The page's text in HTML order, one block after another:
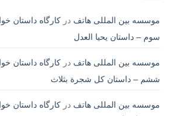
موسسه بین المللی هاتف در کارگاه داستان
سوم – داستان یحیا العدل
موسسه بین المللی هاتف در کارگاه داستان
ششم – داستان کل شجرة بثلاث
موسسه بین المللی هاتف در کارگاه داستان